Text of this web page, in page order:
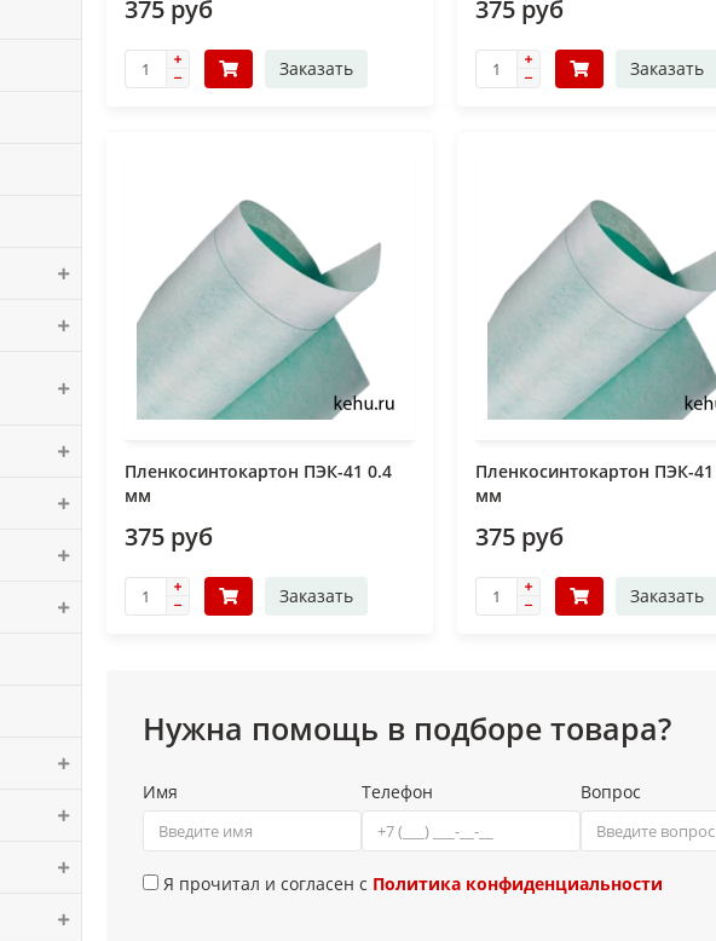
375 руб
Заказать
375 руб
Заказать
Пленкосинтокартон ПЭК-41 0.4
мм
375 руб
Заказать
Пленкосинтокартон ПЭК-41
мм
375 руб
Заказать
Нужна помощь в подборе товара?
Имя Телефон Вопрос
Я прочитал и согласен с Политика конфиденциальности